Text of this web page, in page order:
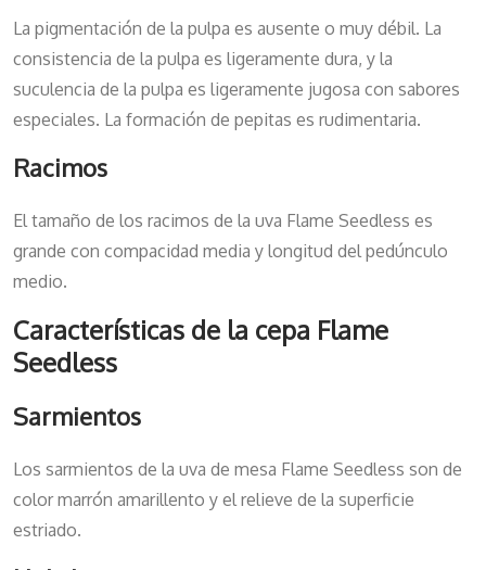
La pigmentación de la pulpa es ausente o muy débil. La
consistencia de la pulpa es ligeramente dura, y la
suculencia de la pulpa es ligeramente jugosa con sabores
especiales. La formación de pepitas es rudimentaria.
Racimos
El tamaño de los racimos de la uva Flame Seedless es
grande con compacidad media y longitud del pedúnculo
medio.
Características de la cepa Flame
Seedless
Sarmientos
Los sarmientos de la uva de mesa Flame Seedless son de
color marrón amarillento y el relieve de la superficie
estriado.